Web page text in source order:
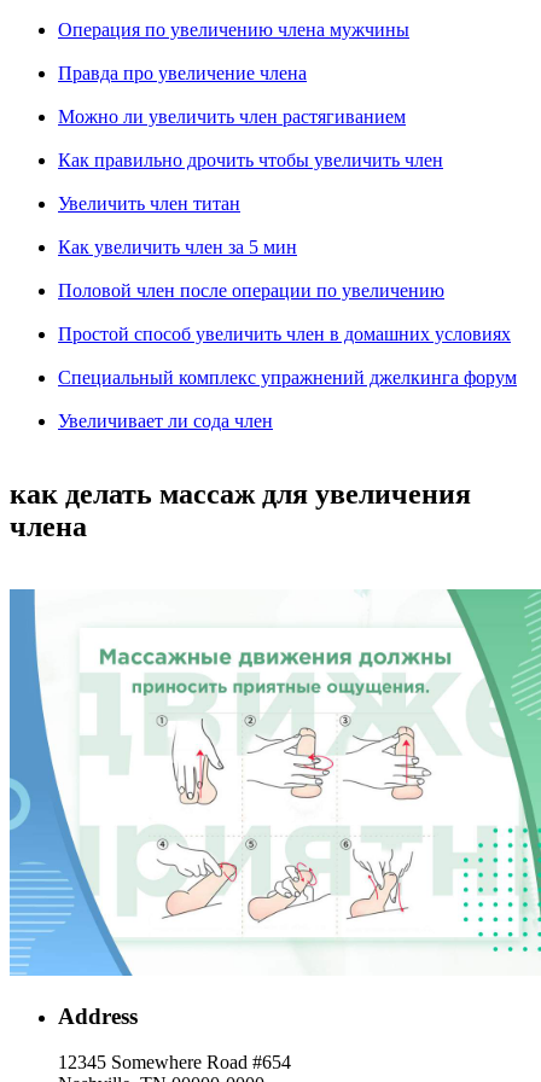
Операция по увеличению члена мужчины
Правда про увеличение члена
Можно ли увеличить член растягиванием
Как правильно дрочить чтобы увеличить член
Увеличить член титан
Как увеличить член за 5 мин
Половой член после операции по увеличению
Простой способ увеличить член в домашних условиях
Специальный комплекс упражнений джелкинга форум
Увеличивает ли сода член
как делать массаж для увеличения
члена
Address
12345 Somewhere Road #654